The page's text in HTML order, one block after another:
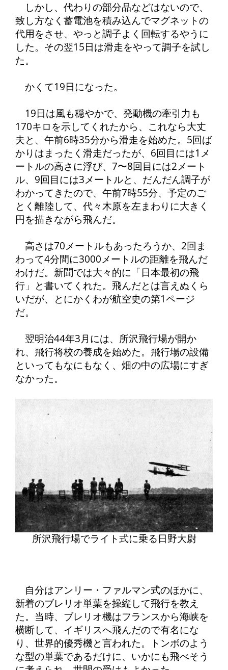
しかし、代わりの部分品などはないので、
致し方なく蓄電池を積み込んでマグネットの
代用をさせ、やっと調子よく回転するやうに
した。その翌15日は滑走をやって調子を試し
た。
かくて19日になった。
19日は風も穏やかで、発動機の牽引力も
170キロを示してくれたから、これなら大丈
夫と、午前6時35分から滑走を始めた。5回ば
かりはまったく滑走だったが、6回目には1メ
ートルの高さに浮び、7〜8回目には2メート
ル、9回目には3メートルと、だんだん調子が
わかってきたので、午前7時55分、予定のご
とく離陸して、代々木原を左まわりに大きく
円を描きながら飛んだ。
高さは70メートルもあったろうか、2回ま
わって4分間に3000メートルの距離を飛んだ
わけだ。新聞では大々的に「日本最初の飛
行」と書いてくれた。飛んだとは言えぬくら
いだが、とにかくわが航空史の第1ページ
だ。
翌明治44年3月には、所沢飛行場が開か
れ、飛行将校の養成を始めた。飛行場の設備
といってもなにもなく、畑の中の広場にすぎ
なかった。
所沢飛行場でライト式に乗る日野大尉
自分はアンリー・ファルマン式のほかに、
新着のブレリオ単葉を操縦して飛行を教え
た。当時、ブレリオ機はフランスから海峡を
横断して、イギリスへ飛んだので有名にな
り、世界的優秀機と言われた。トンボのよう
な型の単葉であるだけに、いかにも飛べそう